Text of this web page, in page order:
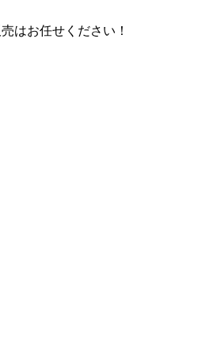
はお任せください！